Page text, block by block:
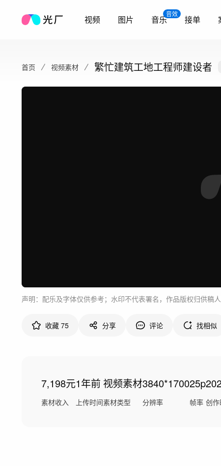
视频 图片
音效
音乐 接单
首页 视频素材 繁忙建筑工地工程师建设者
声明：配乐及字体仅供参考；水印不代表署名，作品版权归供稿
收藏 75 分享 评论 找相似
7,198元
素材收入
1年前
上传时间
视频素材
素材类型
3840*1700
分辨率
25p
帧率 创